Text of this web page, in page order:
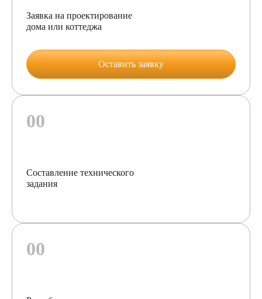
Заявка на проектирование
дома или коттеджа
Оставить заявку
Составление технического
задания